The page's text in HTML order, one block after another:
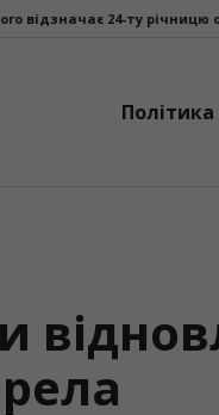
річницю освячення
Політика